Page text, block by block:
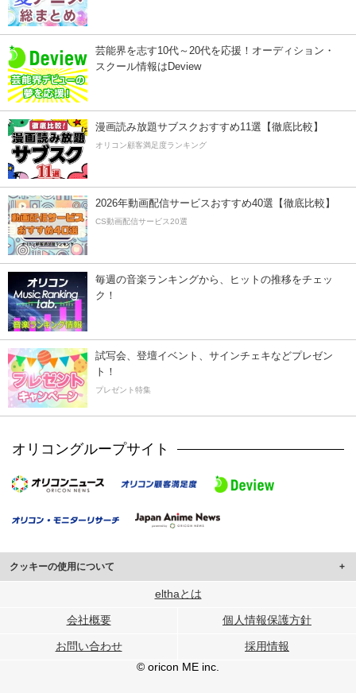
芸能界を志す10代～20代を応援！オーディション・
スクール情報はDeview
漫画読み放題サブスクおすすめ11選【徹底比較】
オリコン顧客満足度ランキング
2026年動画配信サービスおすすめ40選【徹底比較】
CS動画配信サービス20選
毎週の音楽ランキングから、ヒットの推移をチェッ
ク！
試写会、登壇イベント、サインチェキなどプレゼン
ト！
プレゼント特集
オリコングループサイト
クッキーの使用について
このサイトでは Cookie を使用して、ユーザーに合わせたコンテンツや広告の
行っています。
メディアや広告配信、データ解析の各パートナーに提供しています。
各パートナーは、この情報とユーザーが各パートナーに提供した他の情報や、
ユーザーが各パートナーのサービスを使用したときに収集した他の情報を組み
elthaとは
会社概要 個人情報保護方針
お問い合わせ
採用情報
© oricon ME inc.